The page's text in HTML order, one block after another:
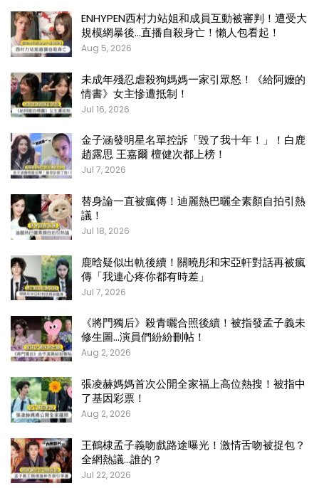
ENHYPEN西村力站姐和成員互動被審判！遭受大
規模網暴後…直播自殺身亡！懶人包看起！
Aug 5, 2026
未成年殘忍虐殺狗媽媽一家引眾怒！《給阿嬤的
情書》女主慘遭抵制！
Jul 16, 2026
金子涵發明星名單控訴「毀了我十年！」！白鹿
趙露思 王嘉爾 檀健次都上榜！
Jul 7, 2026
替身論一直被瘋傳！迪麗熱巴曬全素顏自拍引熱
議！
Jul 18, 2026
鹿晗疑似出軌後續！關曉彤和宋亞軒對話再被瘋
傳「我連心疼你都有時差」
Jul 7, 2026
《將門獨后》殺青曬合照後續！被指發孟子義未
修生圖…演員們紛紛刪帖！
Aug 2, 2026
張凌赫媽媽首次公開全家福上高位熱搜！被指中
了基因彩票！
Aug 2, 2026
王鶴棣孟子義吻戲路途曝光！激情舌吻被捉包？
全網熱議…誰的？
Jul 22, 2026